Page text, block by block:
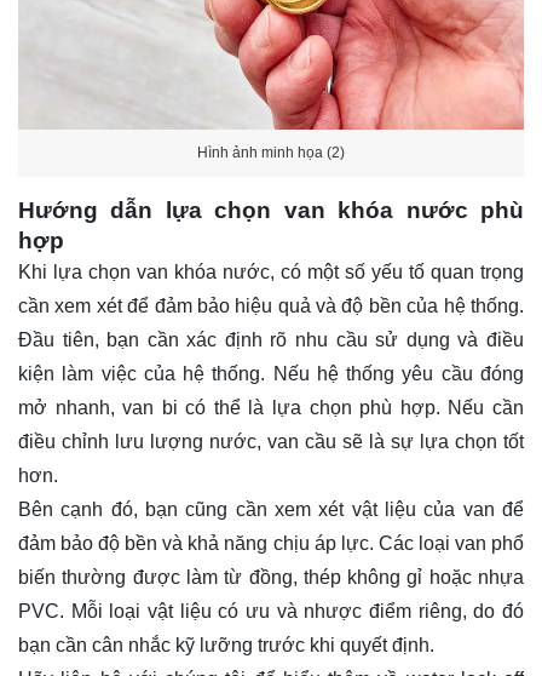
Hình ảnh minh họa (2)
Hướng dẫn lựa chọn van khóa nước phù
hợp
Khi lựa chọn van khóa nước, có một số yếu tố quan trọng
cần xem xét để đảm bảo hiệu quả và độ bền của hệ thống.
Đầu tiên, bạn cần xác định rõ nhu cầu sử dụng và điều
kiện làm việc của hệ thống. Nếu hệ thống yêu cầu đóng
mở nhanh, van bi có thể là lựa chọn phù hợp. Nếu cần
điều chỉnh lưu lượng nước, van cầu sẽ là sự lựa chọn tốt
hơn.
Bên cạnh đó, bạn cũng cần xem xét vật liệu của van để
đảm bảo độ bền và khả năng chịu áp lực. Các loại van phổ
biến thường được làm từ đồng, thép không gỉ hoặc nhựa
PVC. Mỗi loại vật liệu có ưu và nhược điểm riêng, do đó
bạn cần cân nhắc kỹ lưỡng trước khi quyết định.